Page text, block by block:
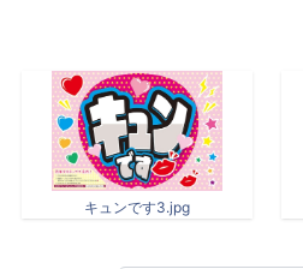
キュンです3.jpg